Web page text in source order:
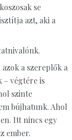
se
azt, aki a
a szereplők a
– végtére is
szinte
bújhatunk. Ahol
Itt nincs egy
ember.